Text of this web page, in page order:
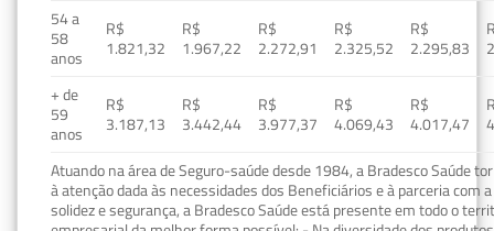
54 a
58
anos
R$
1.821,32
R$
1.967,22
R$
2.272,91
R$
2.325,52
R$
2.295,83
+ de
59
anos
R$
3.187,13
R$
3.442,44
R$
3.977,37
R$
4.069,43
R$
4.017,47
Atuando na área de Seguro-saúde desde 1984, a Bradesco Saúde
à atenção dada às necessidades dos Beneficiários e à parceria com
solidez e segurança, a Bradesco Saúde está presente em todo o